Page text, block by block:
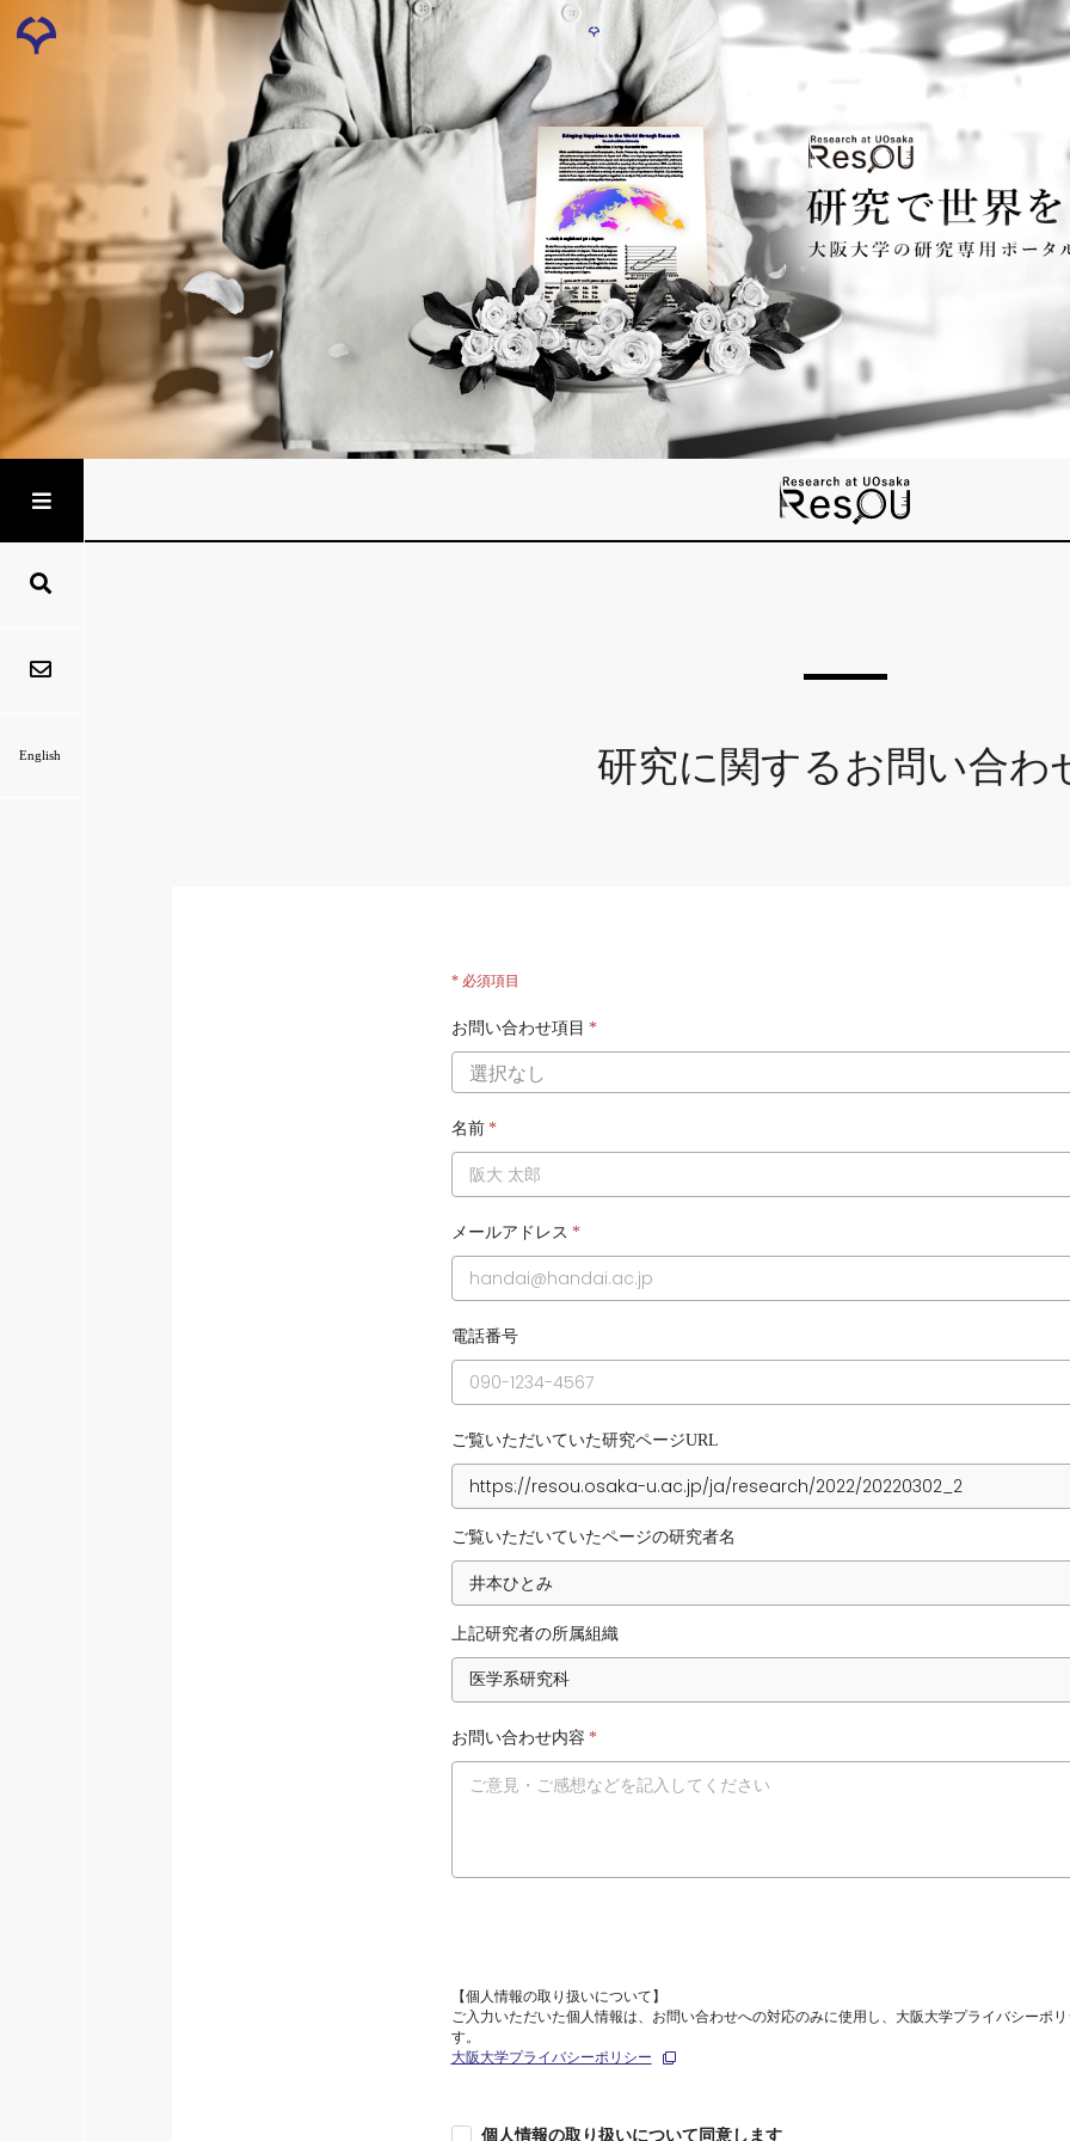
English 研究に関するお問い合わ
* 必須項目
お問い合わせ項目 *
名前 *
メールアドレス *
電話番号
ご覧いただいていた研究ページURL
ご覧いただいていたページの研究者名
上記研究者の所属組織
お問い合わせ内容 *
【個人情報の取り扱いについて】
ご入力いただいた個人情報は、お問い合わせへの対応のみに使用し、大阪大学プライバシーポ
す。
大阪大学プライバシーポリシー
個人情報の取り扱いについて同意します